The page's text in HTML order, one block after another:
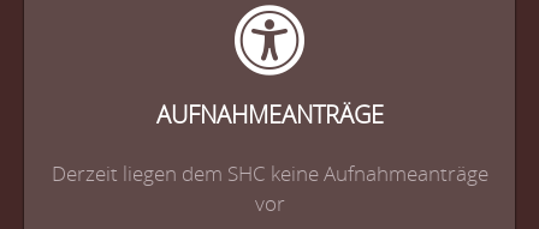
AUFNAHMEANTRÄGE
Derzeit liegen dem SHC keine Aufnahmeanträge
vor